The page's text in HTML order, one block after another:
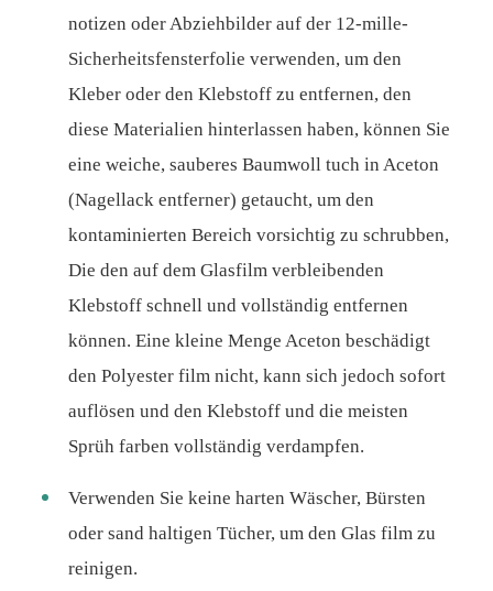
notizen oder Abziehbilder auf der 12-mille-
Sicherheitsfensterfolie verwenden, um den
Kleber oder den Klebstoff zu entfernen, den
diese Materialien hinterlassen haben, können Sie
eine weiche, sauberes Baumwoll tuch in Aceton
(Nagellack entferner) getaucht, um den
kontaminierten Bereich vorsichtig zu schrubben,
Die den auf dem Glasfilm verbleibenden
Klebstoff schnell und vollständig entfernen
können. Eine kleine Menge Aceton beschädigt
den Polyester film nicht, kann sich jedoch sofort
auflösen und den Klebstoff und die meisten
Sprüh farben vollständig verdampfen.
Verwenden Sie keine harten Wäscher, Bürsten
oder sand haltigen Tücher, um den Glas film zu
reinigen.